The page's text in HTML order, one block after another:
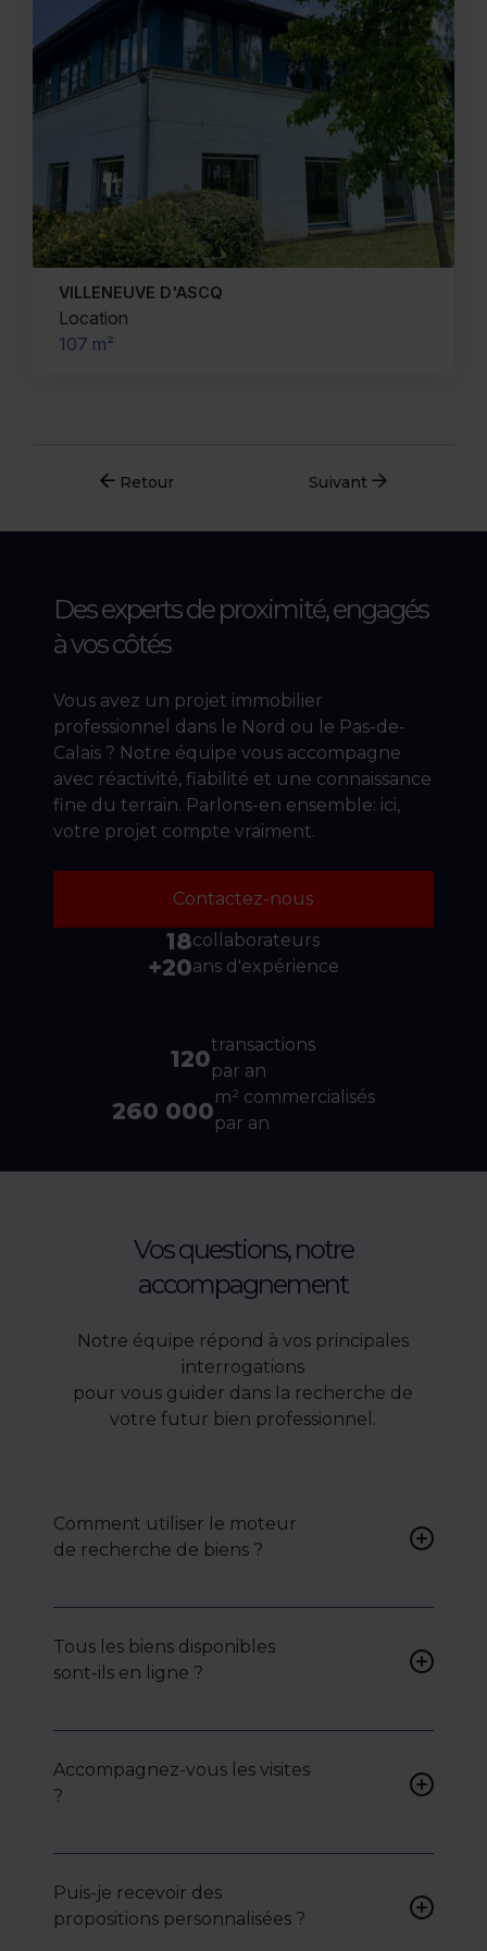
VILLENEUVE D'ASCQ
Location
107 m²
Retour Suivant
Des experts de proximité,engagés
à vos côtés
Vous avez un projet immobilier
professionnel dans le Nord ou le Pas-de-
Calais ? Notre équipe vous accompagne
avec réactivité, fiabilité et une connaissance
fine du terrain. Parlons-en ensemble: ici,
votre projet compte vraiment.
Contactez-nous
18collaborateurs
+20ans d'expérience
120transactions
par an
260 000m² commercialisés
par an
Vos questions, notre
accompagnement
Notre équipe répond à vos principales
interrogations
pour vous guider dans la recherche de
votre futur bien professionnel.
Comment utiliser le moteur
de recherche de biens ?
Renseignez vos critères (type
pour accéder à une liste de
biens ciblés.
Tous les biens disponibles
sont-ils en ligne ?
Non. Certains biens sont
toute confidentialité :
contactez-nous pour y
Accompagnez-vous les visites
?
visites, analysons chaque bien
avec vous, et mettons en
lumière ses atouts ou
contraintes.
Puis-je recevoir des
propositions personnalisées ?